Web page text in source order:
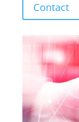
Contact